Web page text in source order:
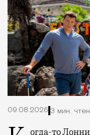
09.08.2026 3 мин.